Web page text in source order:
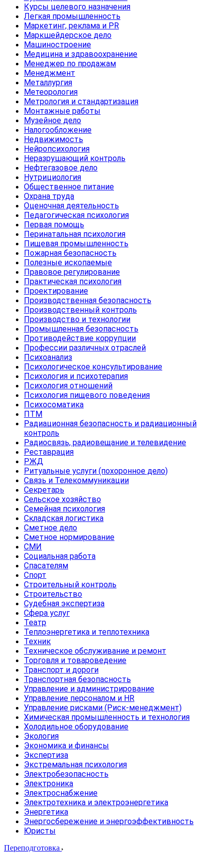
Курсы целевого назначения
Легкая промышленность
Маркетинг, реклама и PR
Маркшейдерское дело
Машиностроение
Медицина и здравоохранение
Менеджер по продажам
Менеджмент
Металлургия
Метеорология
Метрология и стандартизация
Монтажные работы
Музейное дело
Налогообложение
Недвижимость
Нейропсихология
Неразрушающий контроль
Нефтегазовое дело
Нутрициология
Общественное питание
Охрана труда
Оценочная деятельность
Педагогическая психология
Первая помощь
Перинатальная психология
Пищевая промышленность
Пожарная безопасность
Полезные ископаемые
Правовое регулирование
Практическая психология
Проектирование
Производственная безопасность
Производственный контроль
Производство и технологии
Промышленная безопасность
Противодействие коррупции
Профессии различных отраслей
Психоанализ
Психологическое консультирование
Психология и психотерапия
Психология отношений
Психология пищевого поведения
Психосоматика
ПТМ
Радиационная безопасность и радиационный
контроль
Радиосвязь, радиовещание и телевидение
Реставрация
РЖД
Ритуальные услуги (похоронное дело)
Связь и Телекоммуникации
Секретарь
Сельское хозяйство
Семейная психология
Складская логистика
Сметное дело
Сметное нормирование
СМИ
Социальная работа
Спасателям
Спорт
Строительный контроль
Строительство
Судебная экспертиза
Сфера услуг
Театр
Теплоэнергетика и теплотехника
Техник
Техническое обслуживание и ремонт
Торговля и товароведение
Транспорт и дороги
Транспортная безопасность
Управление и администрирование
Управление персоналом и HR
Управление рисками (Риск-менеджмент)
Химическая промышленность и технология
Холодильное оборудование
Экология
Экономика и финансы
Экспертиза
Экстремальная психология
Электробезопасность
Электроника
Электроснабжение
Электротехника и электроэнергетика
Энергетика
Энергосбережение и энергоэффективность
Юристы
Переподготовка